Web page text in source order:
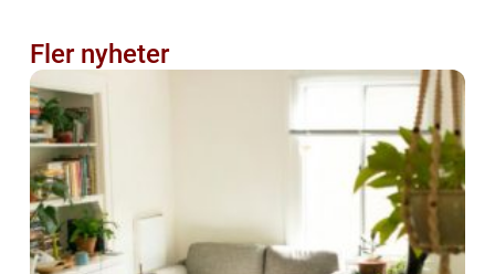
Fler nyheter